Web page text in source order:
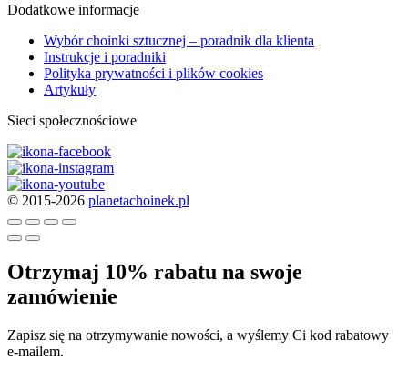
Dodatkowe informacje
Wybór choinki sztucznej – poradnik dla klienta
Instrukcje i poradniki
Polityka prywatności i plików cookies
Artykuły
Sieci społecznościowe
© 2015-2026 planetachoinek.pl
Otrzymaj 10% rabatu na swoje
zamówienie
Zapisz się na otrzymywanie nowości, a wyślemy Ci kod rabatowy
e-mailem.